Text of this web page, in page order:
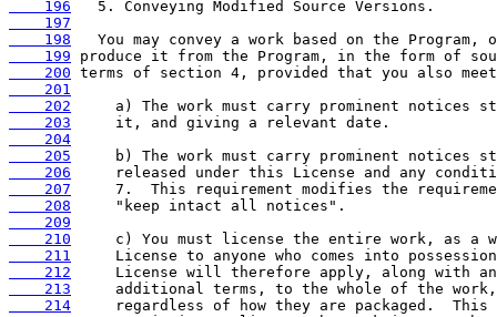
    196
    197
    198
    199
    200
    201
    202
    203
    204
    205
    206
    207
    208
    209
    210
    211
    212
    213
    214